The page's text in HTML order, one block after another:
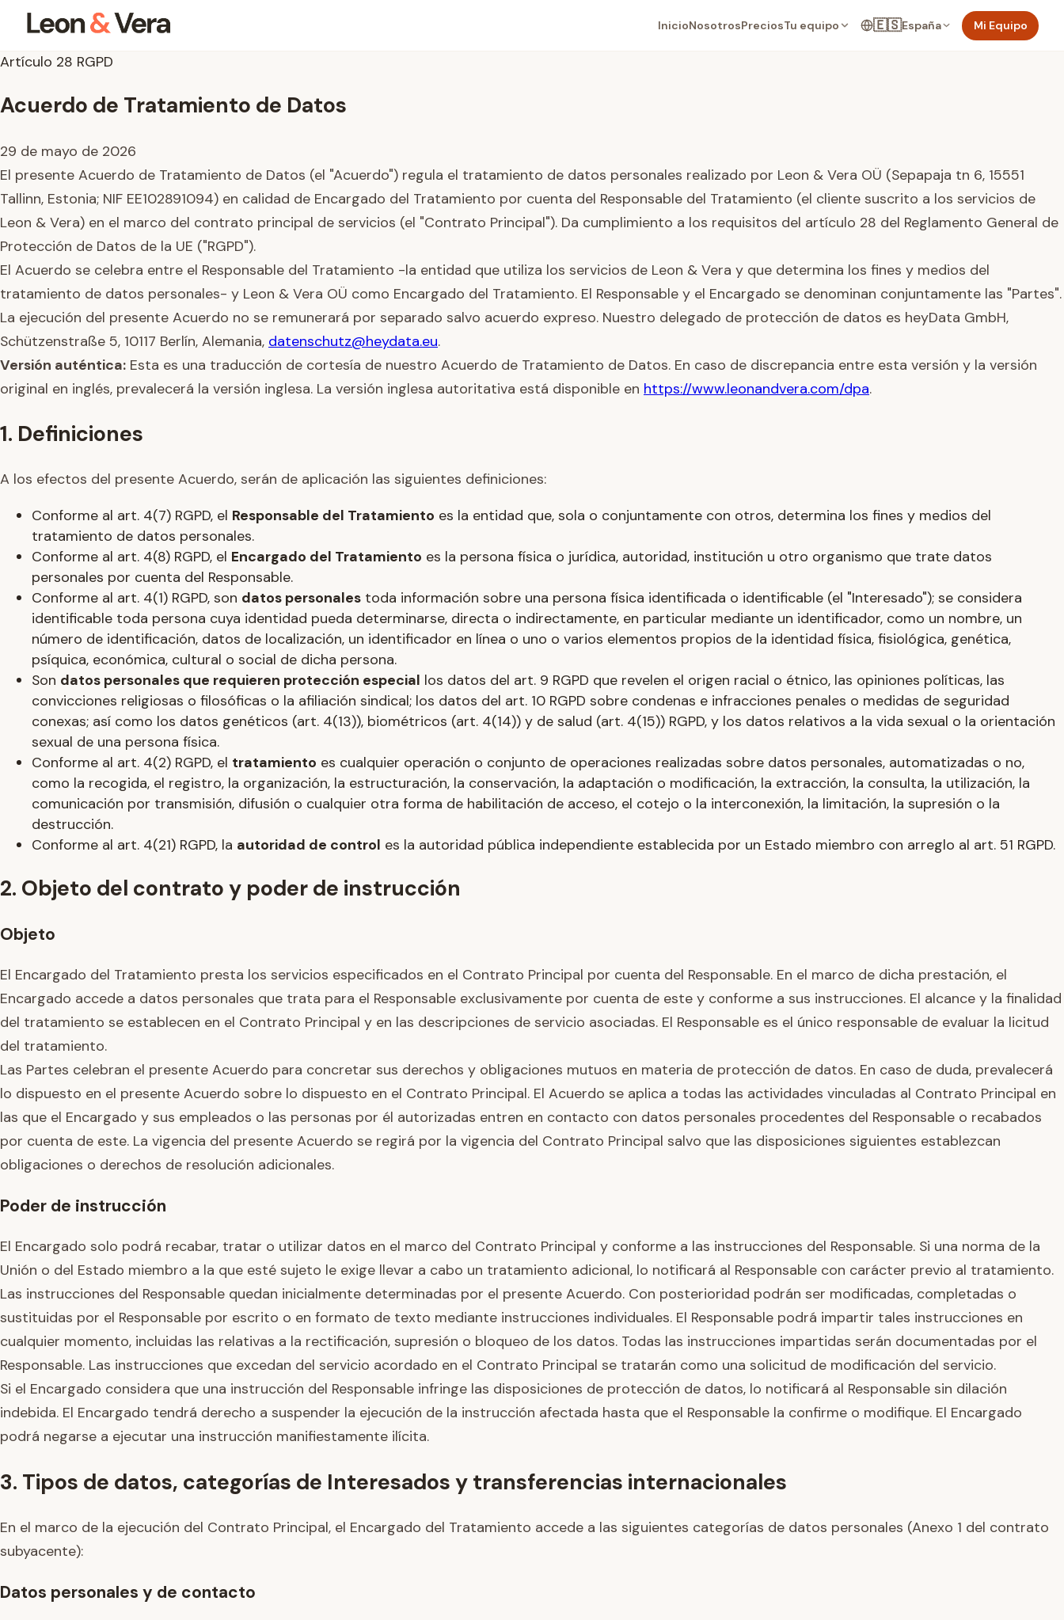
InicioNosotrosPreciosTu equipo 🇪🇸España Mi Equipo
Artículo 28 RGPD
Acuerdo de Tratamiento de Datos
29 de mayo de 2026
El presente Acuerdo de Tratamiento de Datos (el "Acuerdo") regula el tratamiento de datos personales realizado por Leon & Vera OÜ (Sepapaja tn 6, 15551
Tallinn, Estonia; NIF EE102891094) en calidad de Encargado del Tratamiento por cuenta del Responsable del Tratamiento (el cliente suscrito a los servicios de
Leon & Vera) en el marco del contrato principal de servicios (el "Contrato Principal"). Da cumplimiento a los requisitos del artículo 28 del Reglamento General de
Protección de Datos de la UE ("RGPD").
El Acuerdo se celebra entre el Responsable del Tratamiento -la entidad que utiliza los servicios de Leon & Vera y que determina los fines y medios del
tratamiento de datos personales- y Leon & Vera OÜ como Encargado del Tratamiento. El Responsable y el Encargado se denominan conjuntamente las "Partes".
La ejecución del presente Acuerdo no se remunerará por separado salvo acuerdo expreso. Nuestro delegado de protección de datos es heyData GmbH,
Schützenstraße 5, 10117 Berlín, Alemania, datenschutz@heydata.eu.
Versión auténtica: Esta es una traducción de cortesía de nuestro Acuerdo de Tratamiento de Datos. En caso de discrepancia entre esta versión y la versión
original en inglés, prevalecerá la versión inglesa. La versión inglesa autoritativa está disponible en https://www.leonandvera.com/dpa.
1. Definiciones
A los efectos del presente Acuerdo, serán de aplicación las siguientes definiciones:
Conforme al art. 4(7) RGPD, el Responsable del Tratamiento es la entidad que, sola o conjuntamente con otros, determina los fines y medios del
tratamiento de datos personales.
Conforme al art. 4(8) RGPD, el Encargado del Tratamiento es la persona física o jurídica, autoridad, institución u otro organismo que trate datos
personales por cuenta del Responsable.
Conforme al art. 4(1) RGPD, son datos personales toda información sobre una persona física identificada o identificable (el "Interesado"); se considera
identificable toda persona cuya identidad pueda determinarse, directa o indirectamente, en particular mediante un identificador, como un nombre, un
número de identificación, datos de localización, un identificador en línea o uno o varios elementos propios de la identidad física, fisiológica, genética,
psíquica, económica, cultural o social de dicha persona.
Son datos personales que requieren protección especial los datos del art. 9 RGPD que revelen el origen racial o étnico, las opiniones políticas, las
convicciones religiosas o filosóficas o la afiliación sindical; los datos del art. 10 RGPD sobre condenas e infracciones penales o medidas de seguridad
conexas; así como los datos genéticos (art. 4(13)), biométricos (art. 4(14)) y de salud (art. 4(15)) RGPD, y los datos relativos a la vida sexual o la orientación
sexual de una persona física.
Conforme al art. 4(2) RGPD, el tratamiento es cualquier operación o conjunto de operaciones realizadas sobre datos personales, automatizadas o no,
como la recogida, el registro, la organización, la estructuración, la conservación, la adaptación o modificación, la extracción, la consulta, la utilización, la
comunicación por transmisión, difusión o cualquier otra forma de habilitación de acceso, el cotejo o la interconexión, la limitación, la supresión o la
destrucción.
Conforme al art. 4(21) RGPD, la autoridad de control es la autoridad pública independiente establecida por un Estado miembro con arreglo al art. 51 RGPD.
2. Objeto del contrato y poder de instrucción
Objeto
El Encargado del Tratamiento presta los servicios especificados en el Contrato Principal por cuenta del Responsable. En el marco de dicha prestación, el
Encargado accede a datos personales que trata para el Responsable exclusivamente por cuenta de este y conforme a sus instrucciones. El alcance y la finalidad
del tratamiento se establecen en el Contrato Principal y en las descripciones de servicio asociadas. El Responsable es el único responsable de evaluar la licitud
del tratamiento.
Las Partes celebran el presente Acuerdo para concretar sus derechos y obligaciones mutuos en materia de protección de datos. En caso de duda, prevalecerá
lo dispuesto en el presente Acuerdo sobre lo dispuesto en el Contrato Principal. El Acuerdo se aplica a todas las actividades vinculadas al Contrato Principal en
las que el Encargado y sus empleados o las personas por él autorizadas entren en contacto con datos personales procedentes del Responsable o recabados
por cuenta de este. La vigencia del presente Acuerdo se regirá por la vigencia del Contrato Principal salvo que las disposiciones siguientes establezcan
obligaciones o derechos de resolución adicionales.
Poder de instrucción
El Encargado solo podrá recabar, tratar o utilizar datos en el marco del Contrato Principal y conforme a las instrucciones del Responsable. Si una norma de la
Unión o del Estado miembro a la que esté sujeto le exige llevar a cabo un tratamiento adicional, lo notificará al Responsable con carácter previo al tratamiento.
Las instrucciones del Responsable quedan inicialmente determinadas por el presente Acuerdo. Con posterioridad podrán ser modificadas, completadas o
sustituidas por el Responsable por escrito o en formato de texto mediante instrucciones individuales. El Responsable podrá impartir tales instrucciones en
cualquier momento, incluidas las relativas a la rectificación, supresión o bloqueo de los datos. Todas las instrucciones impartidas serán documentadas por el
Responsable. Las instrucciones que excedan del servicio acordado en el Contrato Principal se tratarán como una solicitud de modificación del servicio.
Si el Encargado considera que una instrucción del Responsable infringe las disposiciones de protección de datos, lo notificará al Responsable sin dilación
indebida. El Encargado tendrá derecho a suspender la ejecución de la instrucción afectada hasta que el Responsable la confirme o modifique. El Encargado
podrá negarse a ejecutar una instrucción manifiestamente ilícita.
3. Tipos de datos, categorías de Interesados y transferencias internacionales
En el marco de la ejecución del Contrato Principal, el Encargado del Tratamiento accede a las siguientes categorías de datos personales (Anexo 1 del contrato
subyacente):
Datos personales y de contacto